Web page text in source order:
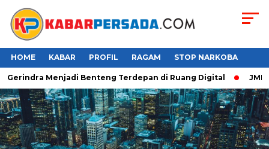
HOME KABAR PROFIL RAGAM STOP NARKOBA
Gerindra Menjadi Benteng Terdepan di Ruang Digital JMP